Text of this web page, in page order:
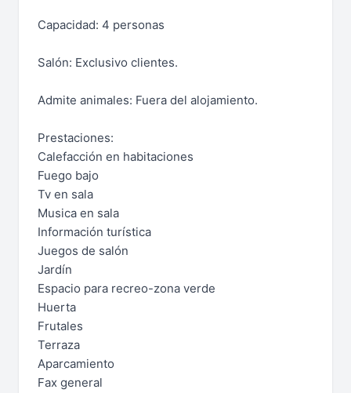
Capacidad: 4 personas
Salón: Exclusivo clientes.
Admite animales: Fuera del alojamiento.
Prestaciones:
Calefacción en habitaciones
Fuego bajo
Tv en sala
Musica en sala
Información turística
Juegos de salón
Jardín
Espacio para recreo-zona verde
Huerta
Frutales
Terraza
Aparcamiento
Fax general